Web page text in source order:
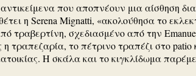
που αποπνέουν μια αίσθηση
η Serena Mignatti, «ακολούθησα το
τραβερτίνη, σχεδιασμένο από την
το πέτρινο τραπέζι στο patio
Η σκάλα και το κιγκλίδωμα